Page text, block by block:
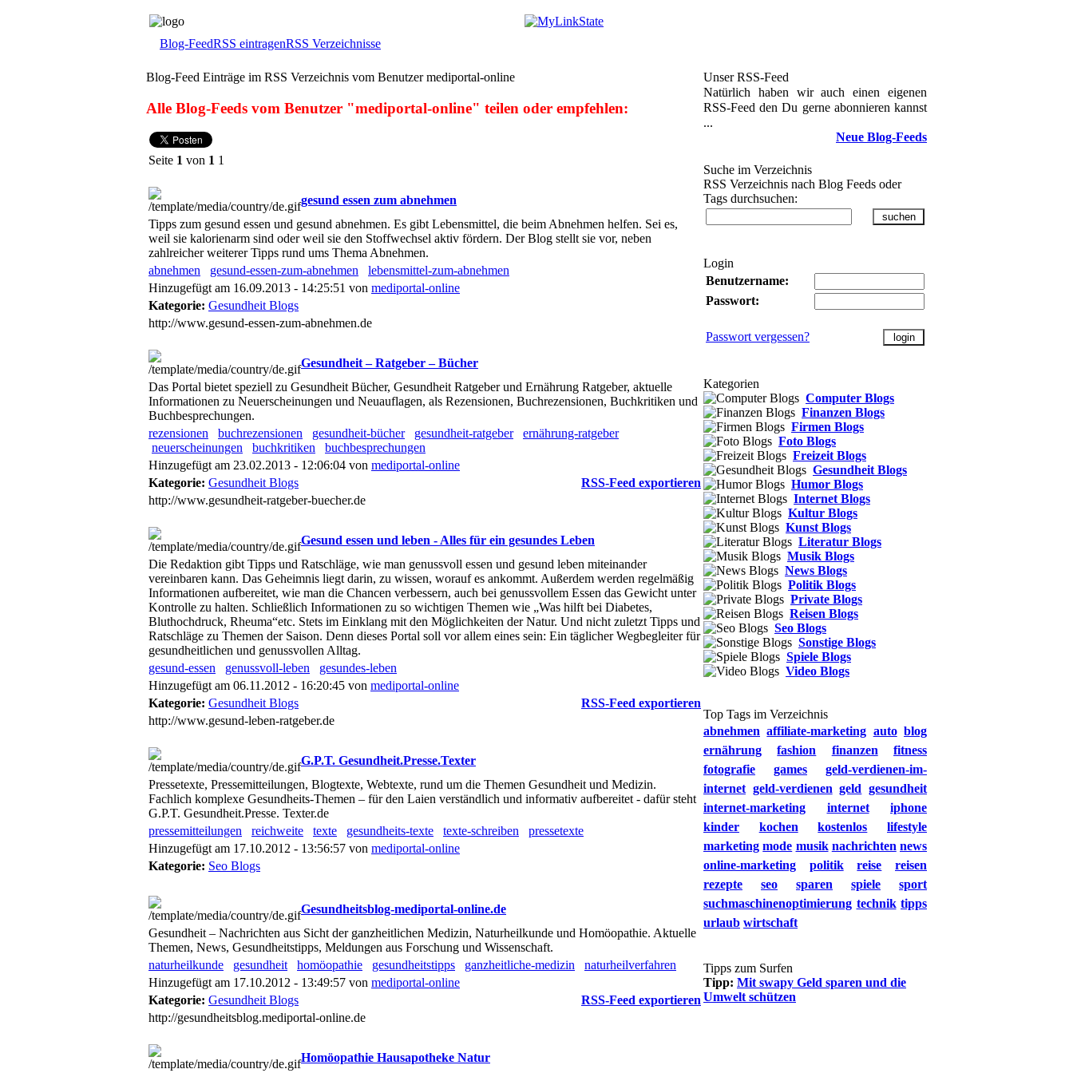
Blog-FeedRSS eintragenRSS Verzeichnisse
Blog-Feed Einträge im RSS Verzeichnis vom Benutzer mediportal-online
Alle Blog-Feeds vom Benutzer "mediportal-online" teilen oder empfehlen:
Seite 1 von 1 1
gesund essen zum abnehmen
Tipps zum gesund essen und gesund abnehmen. Es gibt Lebensmittel, die beim Abnehmen helfen. Sei es,
weil sie kalorienarm sind oder weil sie den Stoffwechsel aktiv fördern. Der Blog stellt sie vor, neben
zahlreicher weiterer Tipps rund ums Thema Abnehmen.
abnehmen
gesund-essen-zum-abnehmen
lebensmittel-zum-abnehmen
Hinzugefügt am 16.09.2013 - 14:25:51 von mediportal-online
Kategorie: Gesundheit Blogs
http://www.gesund-essen-zum-abnehmen.de
Gesundheit – Ratgeber – Bücher
Das Portal bietet speziell zu Gesundheit Bücher, Gesundheit Ratgeber und Ernährung Ratgeber, aktuelle
Informationen zu Neuerscheinungen und Neuauflagen, als Rezensionen, Buchrezensionen, Buchkritiken und
Buchbesprechungen.
rezensionen
buchrezensionen gesundheit-bücher gesundheit-ratgeber
ernährung-ratgeber
neuerscheinungen
buchkritiken
buchbesprechungen
Hinzugefügt am 23.02.2013 - 12:06:04 von mediportal-online
Kategorie: Gesundheit Blogs
RSS-Feed exportieren
http://www.gesundheit-ratgeber-buecher.de
Gesund essen und leben - Alles für ein gesundes Leben
Die Redaktion gibt Tipps und Ratschläge, wie man genussvoll essen und gesund leben miteinander
vereinbaren kann. Das Geheimnis liegt darin, zu wissen, worauf es ankommt. Außerdem werden regelmäßig
Informationen aufbereitet, wie man die Chancen verbessern, auch bei genussvollem Essen das Gewicht unter
Kontrolle zu halten. Schließlich Informationen zu so wichtigen Themen wie „Was hilft bei Diabetes,
Bluthochdruck, Rheuma“etc. Stets im Einklang mit den Möglichkeiten der Natur. Und nicht zuletzt Tipps und
Ratschläge zu Themen der Saison. Denn dieses Portal soll vor allem eines sein: Ein täglicher Wegbegleiter für
gesundheitlichen und genussvollen Alltag.
gesund-essen
genussvoll-leben
gesundes-leben
Hinzugefügt am 06.11.2012 - 16:20:45 von mediportal-online
Kategorie: Gesundheit Blogs
RSS-Feed exportieren
http://www.gesund-leben-ratgeber.de
G.P.T. Gesundheit.Presse.Texter
Pressetexte, Pressemitteilungen, Blogtexte, Webtexte, rund um die Themen Gesundheit und Medizin.
Fachlich komplexe Gesundheits-Themen – für den Laien verständlich und informativ aufbereitet - dafür steht
G.P.T. Gesundheit.Presse. Texter.de
pressemitteilungen
reichweite texte gesundheits-texte texte-schreiben
pressetexte
Hinzugefügt am 17.10.2012 - 13:56:57 von mediportal-online
Kategorie: Seo Blogs
Gesundheitsblog-mediportal-online.de
Gesundheit – Nachrichten aus Sicht der ganzheitlichen Medizin, Naturheilkunde und Homöopathie. Aktuelle
Themen, News, Gesundheitstipps, Meldungen aus Forschung und Wissenschaft.
naturheilkunde
gesundheit homöopathie gesundheitstipps ganzheitliche-medizin
naturheilverfahren
Hinzugefügt am 17.10.2012 - 13:49:57 von mediportal-online
Kategorie: Gesundheit Blogs
RSS-Feed exportieren
http://gesundheitsblog.mediportal-online.de
Homöopathie Hausapotheke Natur
Unser RSS-Feed
Natürlich haben wir auch einen eigenen
RSS-Feed den Du gerne abonnieren kannst
...
Neue Blog-Feeds
Suche im Verzeichnis
RSS Verzeichnis nach Blog Feeds oder
Tags durchsuchen:
Login
Benutzername:
Passwort:
Passwort vergessen?
Kategorien
Computer Blogs
Finanzen Blogs
Firmen Blogs
Foto Blogs
Freizeit Blogs
Gesundheit Blogs
Humor Blogs
Internet Blogs
Kultur Blogs
Kunst Blogs
Literatur Blogs
Musik Blogs
News Blogs
Politik Blogs
Private Blogs
Reisen Blogs
Seo Blogs
Sonstige Blogs
Spiele Blogs
Video Blogs
Top Tags im Verzeichnis
abnehmen affiliate-marketing auto blog
ernährung
fashion finanzen
fitness
fotografie
games
geld-verdienen-im-
internet geld-verdienen geld gesundheit
internet-marketing
internet
iphone
kinder
kochen kostenlos
lifestyle
marketing mode musik nachrichten news
online-marketing
politik reise
reisen
rezepte
seo sparen spiele
sport
suchmaschinenoptimierung technik tipps
urlaub wirtschaft
Tipps zum Surfen
Tipp: Mit swapy Geld sparen und die
Umwelt schützen